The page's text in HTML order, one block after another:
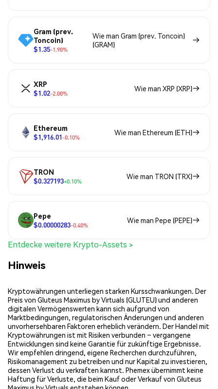
Gram (prev.
Toncoin)
$1.35-1.90%
Wie man Gram (prev. Toncoin)
(GRAM)
XRP
$1.02-2.00%
Wie man XRP (XRP)
Ethereum
$1,916.01-0.10%
Wie man Ethereum (ETH)
TRON
$0.327193+0.10%
Wie man TRON (TRX)
Pepe
$0.00000283-0.40%
Wie man Pepe (PEPE)
Entdecke weitere Krypto-Assets >
Hinweis
Kryptowährungen unterliegen starken Kursschwankungen. Der
Preis von Gluteus Maximus by Virtuals (GLUTEU) und anderen
digitalen Vermögenswerten kann sich aufgrund von
Marktbedingungen, regulatorischen Änderungen und anderen
unvorhersehbaren Faktoren erheblich verändern. Der Handel mit
Kryptowährungen ist mit Risiken verbunden – vergangene
Entwicklungen sind keine Garantie für zukünftige Ergebnisse.
Wir empfehlen dringend, eigene Recherchen durchzuführen,
Risikomanagement zu betreiben und nur Kapital zu investieren,
dessen Verlust du verkraften kannst. Phemex übernimmt keine
Haftung für Verluste, die beim Kauf oder Verkauf von Gluteus